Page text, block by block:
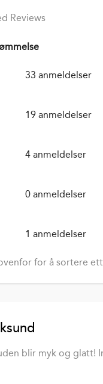
Reviews
33 anmeldelser
19 anmeldelser
4 anmeldelser
0 anmeldelser
1 anmeldelser
for å sortere
blir myk og glatt!